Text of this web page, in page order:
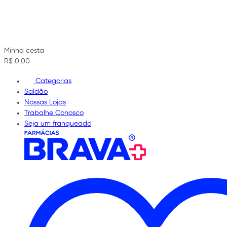
Minha cesta
R$ 0,00
Categorias
Saldão
Nossas Lojas
Trabalhe Conosco
Seja um franqueado